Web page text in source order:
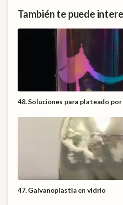
También te puede
48. Soluciones para plateado
47. Galvanoplastia en vidrio